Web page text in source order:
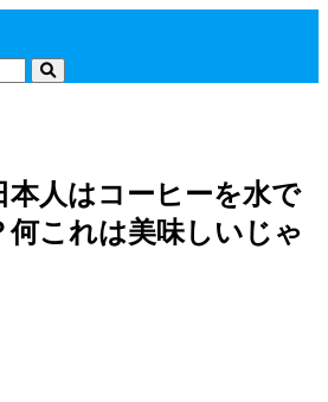
本人はコーヒーを水で
何これは美味しいじゃ